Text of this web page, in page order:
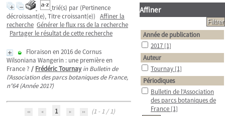
trié(s) par (Pertinence
décroissant(e), Titre croissant(e)) Affiner la
recherche Générer le flux rss de la recherche
Partager le résultat de cette recherche
Floraison en 2016 de Cornus
Wilsoniana Wangerin : une première en
France ? / Frédéric Tournay in Bulletin de
l'Association des parcs botaniques de France,
n°64 (Année 2017)
1
(1 - 1 / 1)
Affiner
Année de publication
2017 [1]
Auteur
Tournay [1]
Périodiques
Bulletin de l'Association
des parcs botaniques de
France [1]